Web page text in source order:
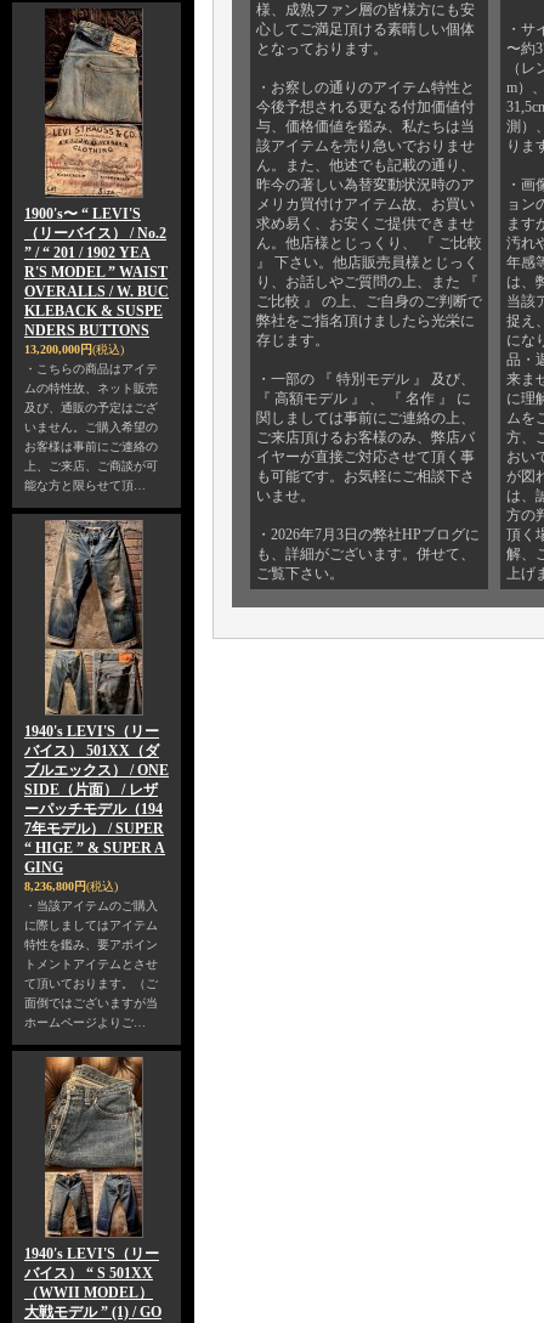
1900's〜 “ LEVI'S
（リーバイス） / No.2
” / “ 201 / 1902 YEA
R'S MODEL ” WAIST
OVERALLS / W. BUC
KLEBACK & SUSPE
NDERS BUTTONS
13,200,000円(税込)
・こちらの商品はアイテ
ムの特性故、ネット販売
及び、通販の予定はござ
いません。ご購入希望の
お客様は事前にご連絡の
上、ご来店、ご商談が可
能な方と限らせて頂…
1940's LEVI'S（リー
バイス） 501XX（ダ
ブルエックス） / ONE
SIDE（片面） / レザ
ーパッチモデル（194
7年モデル） / SUPER
“ HIGE ” & SUPER A
GING
8,236,800円(税込)
・当該アイテムのご購入
に際しましてはアイテム
特性を鑑み、要アポイン
トメントアイテムとさせ
て頂いております。（ご
面倒ではございますが当
ホームページよりご…
1940's LEVI'S（リー
バイス） “ S 501XX
（WWII MODEL）
大戦モデル ” (1) / GO
様、成熟ファン層の皆様方にも安
心してご満足頂ける素晴しい個体
となっております。
・お察しの通りのアイテム特性と
今後予想される更なる付加価値付
与、価格価値を鑑み、私たちは当
該アイテムを売り急いでおりませ
ん。また、他述でも記載の通り、
昨今の著しい為替変動状況時のア
メリカ買付けアイテム故、お買い
求め易く、お安くご提供できませ
ん。他店様とじっくり、 『 ご比較
』 下さい。他店販売員様とじっく
り、お話しやご質問の上、また 『
ご比較 』 の上、ご自身のご判断で
弊社をご指名頂けましたら光栄に
存じます。
・一部の 『 特別モデル 』 及び、
『 高額モデル 』 、 『 名作 』 に
関しましては事前にご連絡の上、
ご来店頂けるお客様のみ、弊店バ
イヤーが直接ご対応させて頂く事
も可能です。お気軽にご相談下さ
いませ。
・2026年7月3日の弊社HPブログに
も、詳細がございます。併せて、
ご覧下さい。
・サ
〜約
（
m）
測）
りま
・画
ョン
ます
汚れ
年感
は、
当該
捉え
にな
品・
来ま
に理
ムを
方、
おい
が図
は、
方の
頂く
解、
上げ